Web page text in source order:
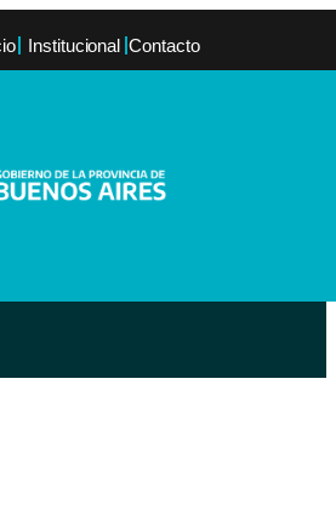
Institucional Contacto